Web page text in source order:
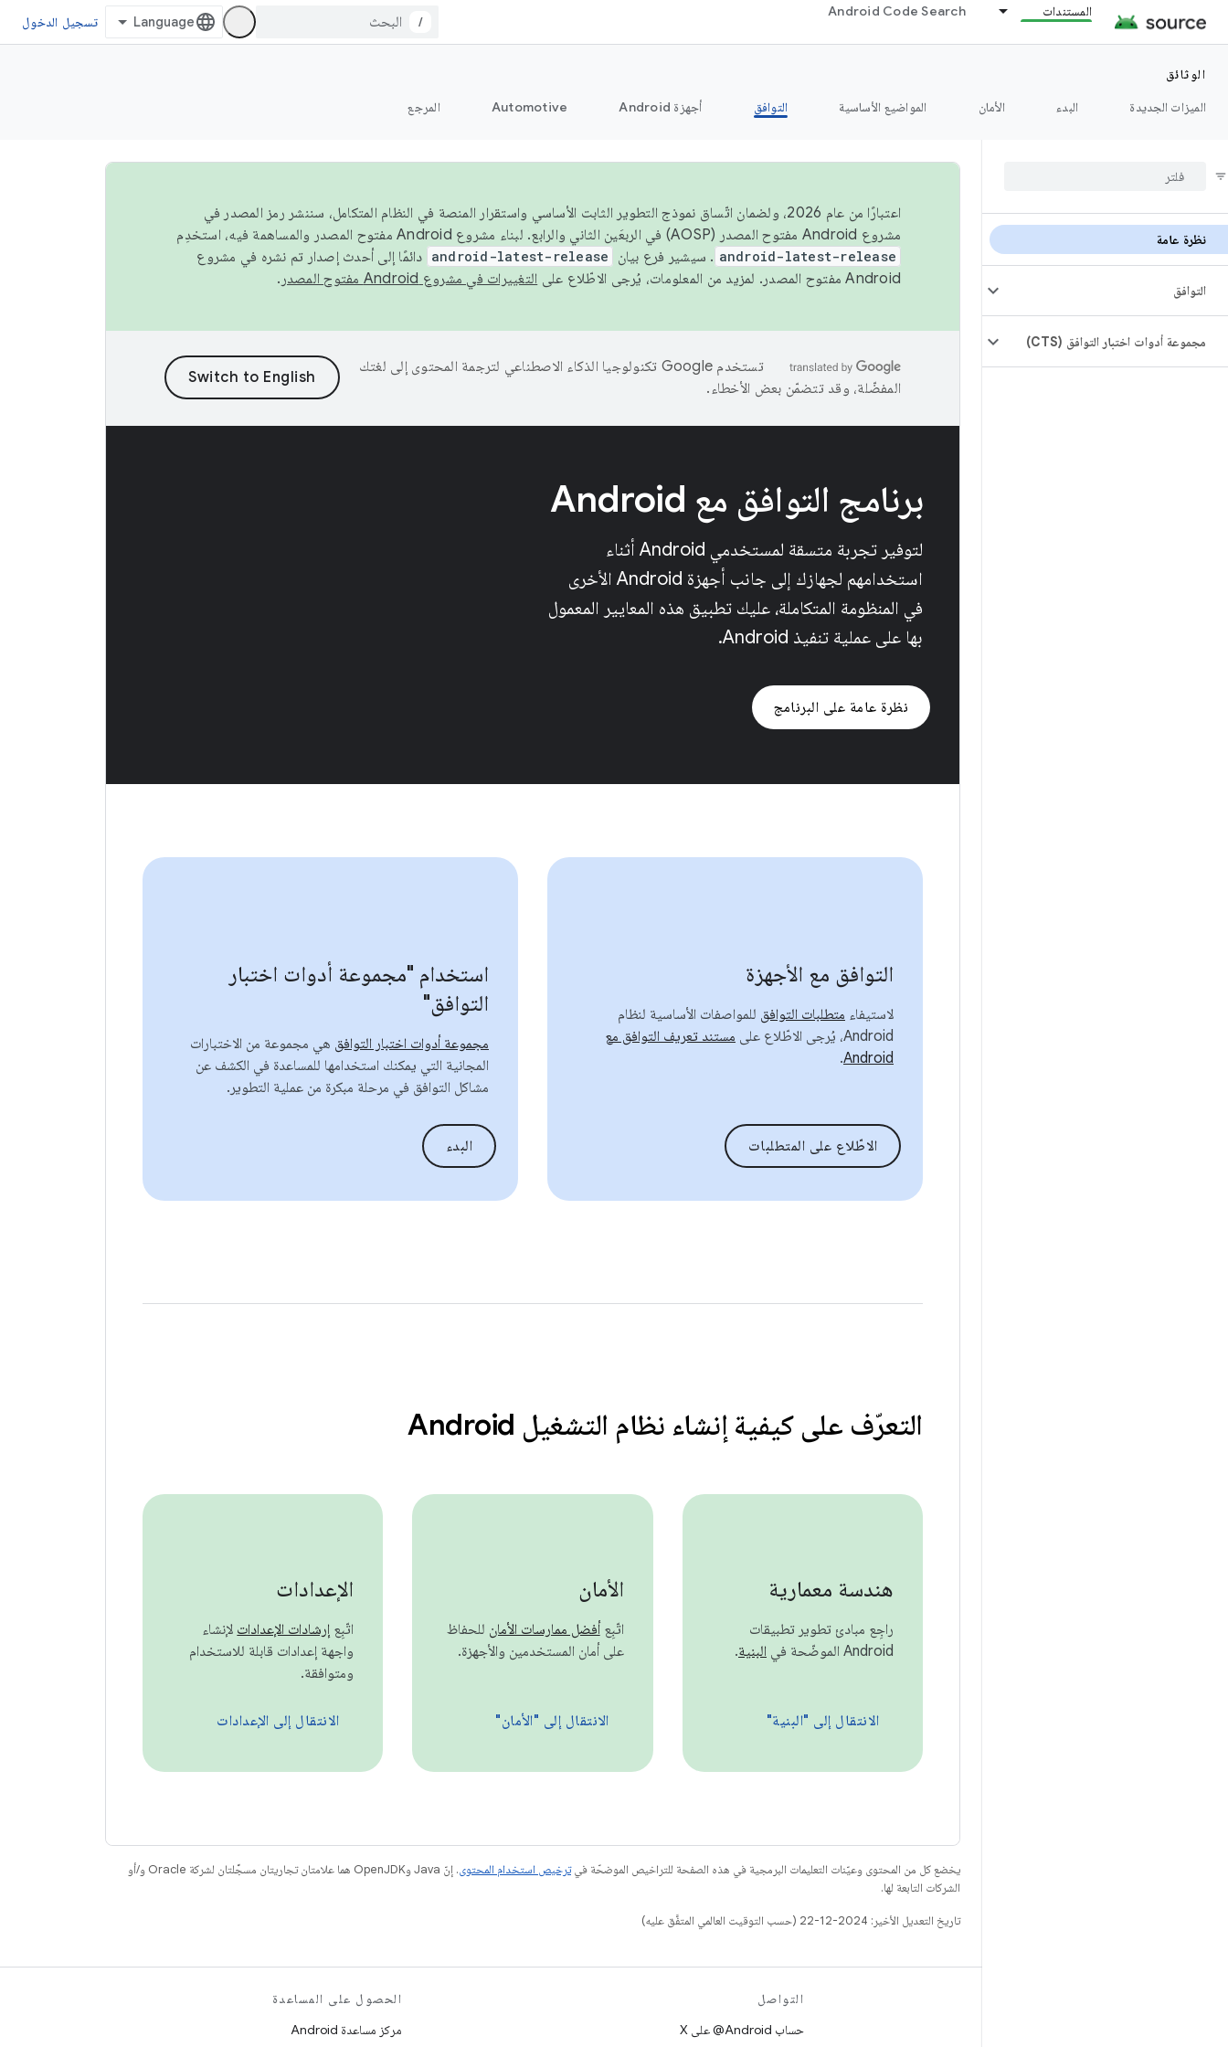
المستندات Android Code Search
/ تسجيل الدخول
الوثائق
الميزات الجديدة
البدء الأمان المواضيع الأساسية التوافق أجهزة Android Automotive المرجع
نظرة عامة
التوافق
مجموعة أدوات اختبار التوافق (CTS)
اعتبارًا من عام 2026، ولضمان اتّساق نموذج التطوير الثابت الأساسي واستقرار المنصة في النظام المتكامل، سننشر رمز المصدر في
مشروع Android مفتوح المصدر (AOSP) في الربعَين الثاني والرابع. لبناء مشروع Android مفتوح المصدر والمساهمة فيه، استخدِم
android-latest-release . سيشير فرع بيان android-latest-release دائمًا إلى أحدث إصدار تم نشره في مشروع
Android مفتوح المصدر. لمزيد من المعلومات، يُرجى الاطّلاع على
التغييرات في مشروع Android مفتوح المصدر .
تستخدم Google تكنولوجيا الذكاء الاصطناعي لترجمة المحتوى إلى لغتك
المفضّلة، وقد تتضمّن بعض الأخطاء.
برنامج التوافق مع Android
لتوفير تجربة متسقة لمستخدمي Android أثناء
استخدامهم لجهازك إلى جانب أجهزة Android الأخرى
في المنظومة المتكاملة، عليك تطبيق هذه المعايير المعمول
بها على عملية تنفيذ Android.
نظرة عامة على البرنامج
التوافق مع الأجهزة
لاستيفاء متطلبات التوافق للمواصفات الأساسية لنظام
Android، يُرجى الاطّلاع على
مستند تعريف التوافق مع
Android
.
الاطّلاع على المتطلبات
استخدام "مجموعة أدوات اختبار
التوافق"
مجموعة أدوات اختبار التوافق هي مجموعة من الاختبارات
المجانية التي يمكنك استخدامها للمساعدة في الكشف عن
مشاكل التوافق في مرحلة مبكرة من عملية التطوير.
البدء
التعرّف على كيفية إنشاء نظام التشغيل Android
هندسة معمارية
راجِع مبادئ تطوير تطبيقات
Android الموضّحة في
البنية.
الانتقال إلى "البنية"
الأمان
اتّبِع أفضل ممارسات الأمان للحفاظ
على أمان المستخدمين والأجهزة.
الانتقال إلى "الأمان"
الإعدادات
اتّبِع إرشادات الإعدادات لإنشاء
واجهة إعدادات قابلة للاستخدام
ومتوافقة.
الانتقال إلى الإعدادات
يخضع كل من المحتوى وعيّنات التعليمات البرمجية في هذه الصفحة للتراخيص الموضحّة فيترخيص استخدام المحتوى
. إنّ Java وOpenJDK هما علامتان تجاريتان مسجَّلتان لشركة Oracle و/أو
الشركات التابعة لها.
تاريخ التعديل الأخير: 2024-12-22 (حسب التوقيت العالمي المتفَّق عليه)
التواصل
حساب ‎@Android على X
الحصول على المساعدة
مركز مساعدة Android